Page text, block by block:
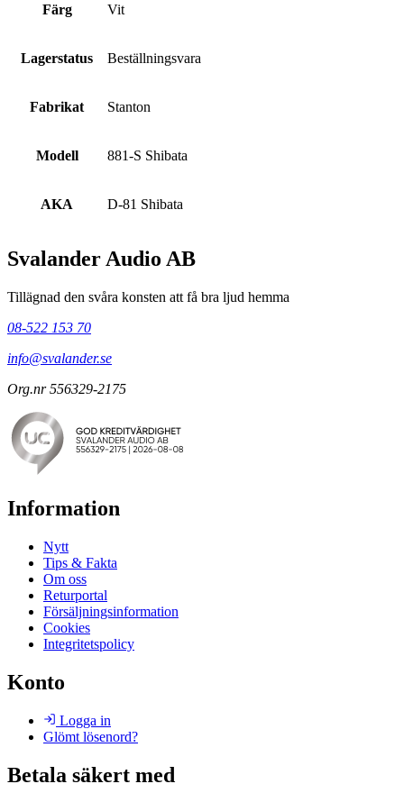
Färg Vit
Lagerstatus Beställningsvara
Fabrikat Stanton
Modell 881-S Shibata
AKA D-81 Shibata
Svalander Audio AB
Tillägnad den svåra konsten att få bra ljud hemma
08-522 153 70
info@svalander.se
Org.nr 556329-2175
Information
Nytt
Tips & Fakta
Om oss
Returportal
Försäljningsinformation
Cookies
Integritetspolicy
Konto
Logga in
Glömt lösenord?
Betala säkert med